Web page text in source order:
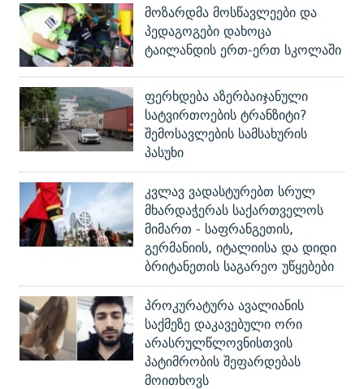
მოზარდმა მოსწავლეები და
პედაგოგები დახოცა
ტაილანდის ერთ-ერთ სკოლაში
ფერხდება აზერბაიჯანული
სატვირთოების ტრანზიტი?
შემოსავლების სამსახურის
პასუხი
კვლავ ვადასტურებთ სრულ
მხარდაჭერას საქართველოს
მიმართ - საფრანგეთის,
გერმანიის, იტალიისა და დიდი
ბრიტანეთის საგარეო უწყებები
პროკურატურა ავალიანის
საქმეზე დაკავებული ორი
არასრულწლოვნისთვის
პატიმრობის შეფარდებას
მოითხოვს